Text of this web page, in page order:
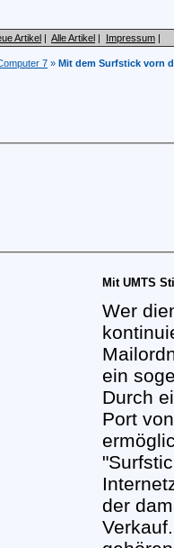
Artikel | Alle Artikel | Impressum |
7 » Mit dem Surfstick vorn
Mit UMTS
Wer
ein
Durch
Port
der